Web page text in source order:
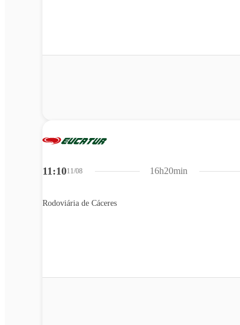
11:1011/08
Rodoviária de Cáceres
16h20min